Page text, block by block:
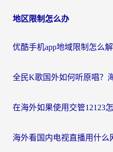
地区限制怎么办